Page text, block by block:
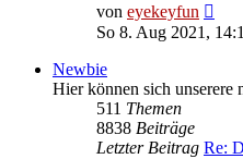
von eyekeyfun
So 8. Aug 2021,
Newbie
Hier können sich unserere
511 Themen
8838 Beiträge
Letzter Beitrag Re: